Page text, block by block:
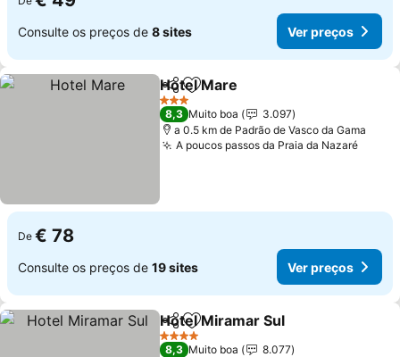
Consulte os preços de 8 sites Ver preços
PartilharAdicionar aos favoritos
Hotel Mare
3 Estrelas
8,3 Muito boa
3.097
a 0.5 km de Padrão de Vasco da Gama
A poucos passos da Praia da Nazaré
De € 78
Consulte os preços de 19 sites Ver preços
PartilharAdicionar aos favoritos
Hotel Miramar Sul
4 Estrelas
8,3 Muito boa
8.077